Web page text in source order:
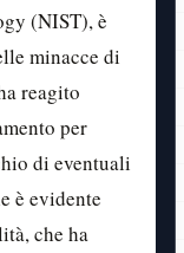
(NIST), è
minacce di
reagito
per
di eventuali
è evidente
che ha